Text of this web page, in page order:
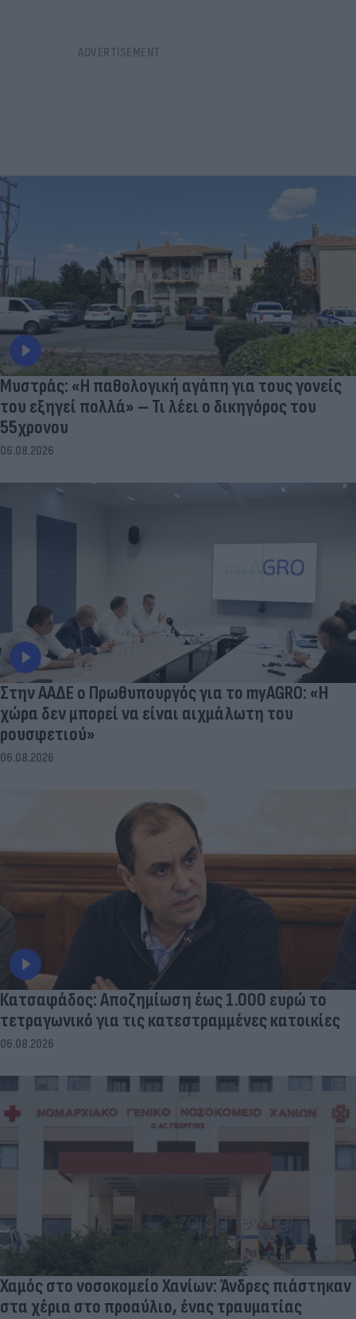
Μυστράς: «Η παθολογική αγάπη για τους γονείς
του εξηγεί πολλά» – Τι λέει ο δικηγόρος του
55χρονου
06.08.2026
Στην ΑΑΔΕ ο Πρωθυπουργός για το myAGRO: «Η
χώρα δεν μπορεί να είναι αιχμάλωτη του
ρουσφετιού»
06.08.2026
Κατσαφάδος: Αποζημίωση έως 1.000 ευρώ το
τετραγωνικό για τις κατεστραμμένες κατοικίες
06.08.2026
Χαμός στο νοσοκομείο Χανίων: Άνδρες πιάστηκαν
στα χέρια στο προαύλιο, ένας τραυματίας